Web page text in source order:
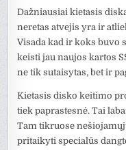
Dažniausiai kietasis
neretas atvejis yra ir
Visada kad ir koks buvo
keisti jau naujos kartos
ne tik sutaisytas, bet ir
Kietasis disko keitimo
tiek paprastesnė. Tai
Tam tikruose
pritaikyti specialūs